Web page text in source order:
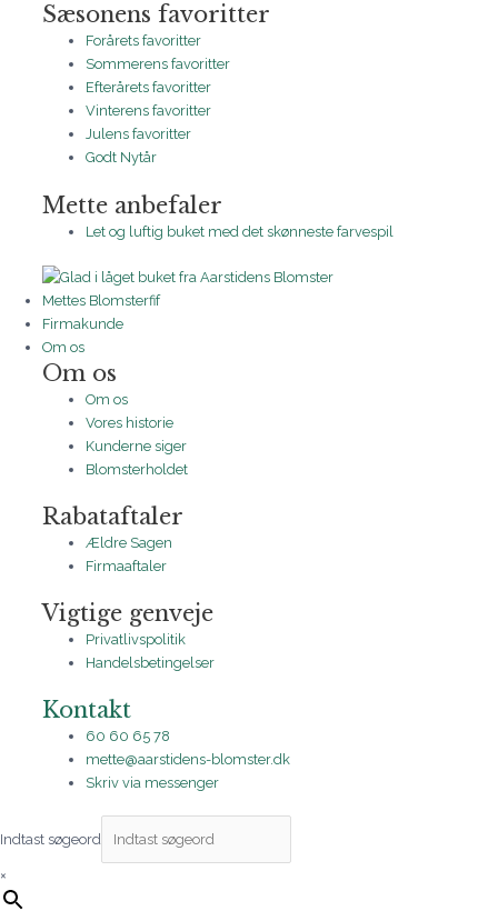
Sæsonens favoritter
Forårets favoritter
Sommerens favoritter
Efterårets favoritter
Vinterens favoritter
Julens favoritter
Godt Nytår
Mette anbefaler
Let og luftig buket med det skønneste farvespil
Mettes Blomsterfif
Firmakunde
Om os
Om os
Om os
Vores historie
Kunderne siger
Blomsterholdet
Rabataftaler
Ældre Sagen
Firmaaftaler
Vigtige genveje
Privatlivspolitik
Handelsbetingelser
Kontakt
60 60 65 78
mette@aarstidens-blomster.dk
Skriv via messenger
Indtast søgeord
×